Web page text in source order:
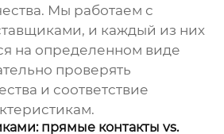
Мы работаем с
и каждый из них
на определенном виде
проверять
и соответствие
прямые контакты vs.